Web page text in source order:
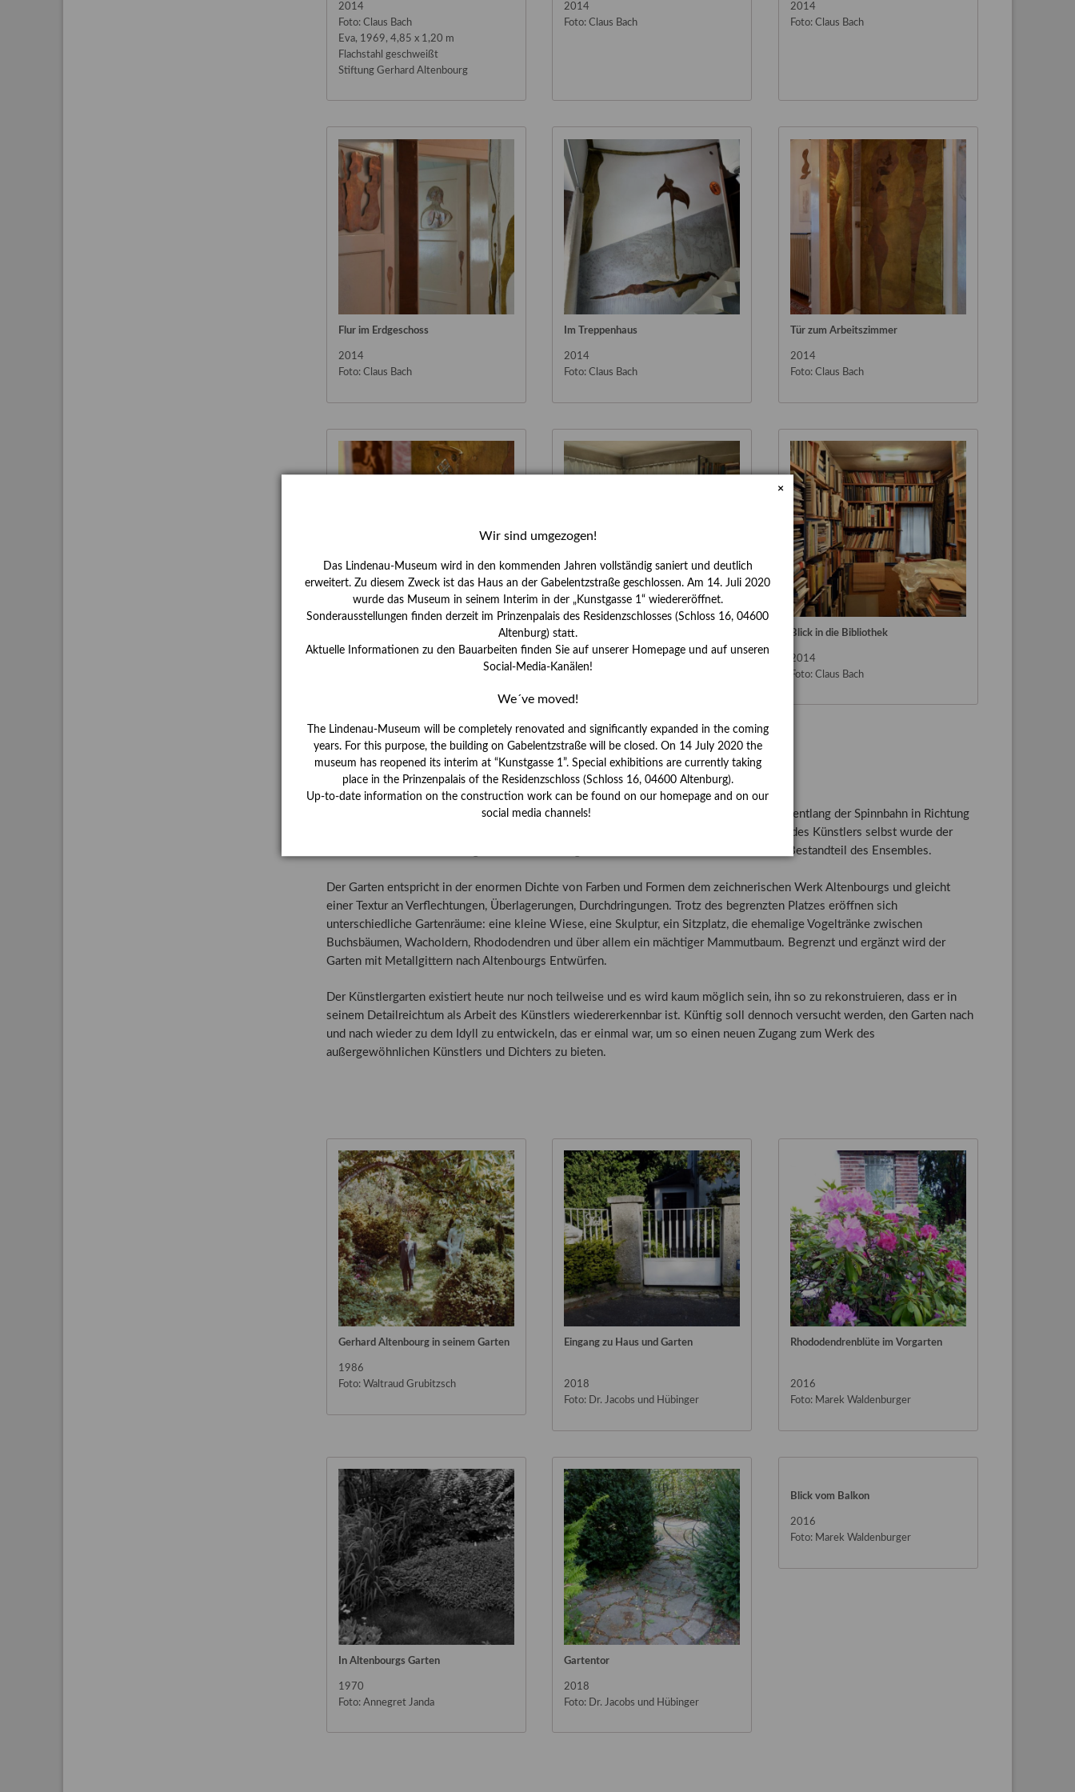
2014
Foto: Claus Bach
Eva, 1969, 4,85 x 1,20 m
Flachstahl geschweißt
Stiftung Gerhard Altenbourg
2014
Foto: Claus Bach
2014
Foto: Claus Bach
Flur im Erdgeschoss
2014
Foto: Claus Bach
Im Treppenhaus
2014
Foto: Claus Bach
Tür zum Arbeitszimmer
2014
Foto: Claus Bach
Arbeitszimmer Blick in die Bibliothek
2014
Foto: Claus Bach
Hortus amoenus - Der liebliche Garten
Zum Anwesen Braugartenweg 11 gehört ein Garten von ca. 600 Quadratmetern, der sich entlang der Spinnbahn in Richtung
Großer Teich erstreckt. Durch gezielte Anpflanzungen und eine akribische Pflege seitens des Künstlers selbst wurde der
Garten zu einem individuell geformten Künstlergarten und damit zu einem wesentlichen Bestandteil des Ensembles.
Der Garten entspricht in der enormen Dichte von Farben und Formen dem zeichnerischen Werk Altenbourgs und gleicht
einer Textur an Verflechtungen, Überlagerungen, Durchdringungen. Trotz des begrenzten Platzes eröffnen sich
unterschiedliche Gartenräume: eine kleine Wiese, eine Skulptur, ein Sitzplatz, die ehemalige Vogeltränke zwischen
Buchsbäumen, Wacholdern, Rhododendren und über allem ein mächtiger Mammutbaum. Begrenzt und ergänzt wird der
Garten mit Metallgittern nach Altenbourgs Entwürfen.
Der Künstlergarten existiert heute nur noch teilweise und es wird kaum möglich sein, ihn so zu rekonstruieren, dass er in
seinem Detailreichtum als Arbeit des Künstlers wiedererkennbar ist. Künftig soll dennoch versucht werden, den Garten nach
und nach wieder zu dem Idyll zu entwickeln, das er einmal war, um so einen neuen Zugang zum Werk des
außergewöhnlichen Künstlers und Dichters zu bieten.
Gerhard Altenbourg in seinem Garten
1986
Foto: Waltraud Grubitzsch
Eingang zu Haus und Garten
2018
Foto: Dr. Jacobs und Hübinger
Rhododendrenblüte im Vorgarten
2016
Foto: Marek Waldenburger
In Altenbourgs Garten
1970
Foto: Annegret Janda
Gartentor
2018
Foto: Dr. Jacobs und Hübinger
Blick vom Balkon
2016
Foto: Marek Waldenburger
×
Wir sind umgezogen!
Das Lindenau-Museum wird in den kommenden Jahren vollständig saniert und deutlich
erweitert. Zu diesem Zweck ist das Haus an der Gabelentzstraße geschlossen. Am 14. Juli 2020
wurde das Museum in seinem Interim in der „Kunstgasse 1“ wiedereröffnet.
Sonderausstellungen finden derzeit im Prinzenpalais des Residenzschlosses (Schloss 16, 04600
Altenburg) statt.
Aktuelle Informationen zu den Bauarbeiten finden Sie auf unserer Homepage und auf unseren
Social-Media-Kanälen!
We´ve moved!
The Lindenau-Museum will be completely renovated and significantly expanded in the coming
years. For this purpose, the building on Gabelentzstraße will be closed. On 14 July 2020 the
museum has reopened its interim at “Kunstgasse 1”. Special exhibitions are currently taking
place in the Prinzenpalais of the Residenzschloss (Schloss 16, 04600 Altenburg).
Up-to-date information on the construction work can be found on our homepage and on our
social media channels!